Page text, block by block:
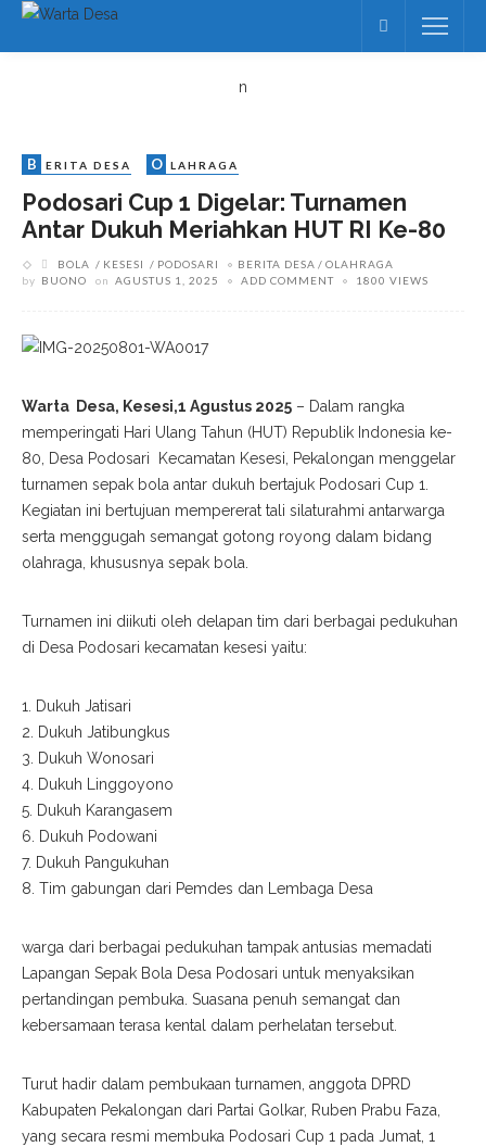
n
B ERITA DESA O LAHRAGA
Podosari Cup 1 Digelar: Turnamen
Antar Dukuh Meriahkan HUT RI Ke-80
BOLA KESESI PODOSARI BERITA DESA
OLAHRAGA
by BUONO on AGUSTUS 1, 2025 ADD COMMENT 1800 VIEWS
Warta Desa, Kesesi,1 Agustus 2025 – Dalam rangka
memperingati Hari Ulang Tahun (HUT) Republik Indonesia ke-
80, Desa Podosari Kecamatan Kesesi, Pekalongan menggelar
turnamen sepak bola antar dukuh bertajuk Podosari Cup 1.
Kegiatan ini bertujuan mempererat tali silaturahmi antarwarga
serta menggugah semangat gotong royong dalam bidang
olahraga, khususnya sepak bola.
Turnamen ini diikuti oleh delapan tim dari berbagai pedukuhan
di Desa Podosari kecamatan kesesi yaitu:
1. Dukuh Jatisari
2. Dukuh Jatibungkus
3. Dukuh Wonosari
4. Dukuh Linggoyono
5. Dukuh Karangasem
6. Dukuh Podowani
7. Dukuh Pangukuhan
8. Tim gabungan dari Pemdes dan Lembaga Desa
warga dari berbagai pedukuhan tampak antusias memadati
Lapangan Sepak Bola Desa Podosari untuk menyaksikan
pertandingan pembuka. Suasana penuh semangat dan
kebersamaan terasa kental dalam perhelatan tersebut.
Turut hadir dalam pembukaan turnamen, anggota DPRD
Kabupaten Pekalongan dari Partai Golkar, Ruben Prabu Faza,
yang secara resmi membuka Podosari Cup 1 pada Jumat, 1